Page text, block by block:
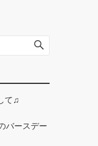
て♫
バースデー